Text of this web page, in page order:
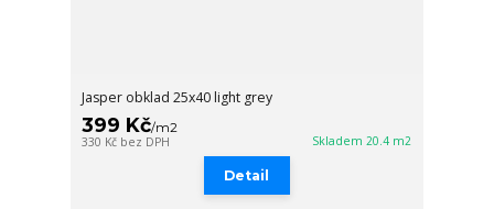
Jasper obklad 25x40 light grey
399 Kč/m2
330 Kč bez DPH Skladem 20.4 m2
Detail